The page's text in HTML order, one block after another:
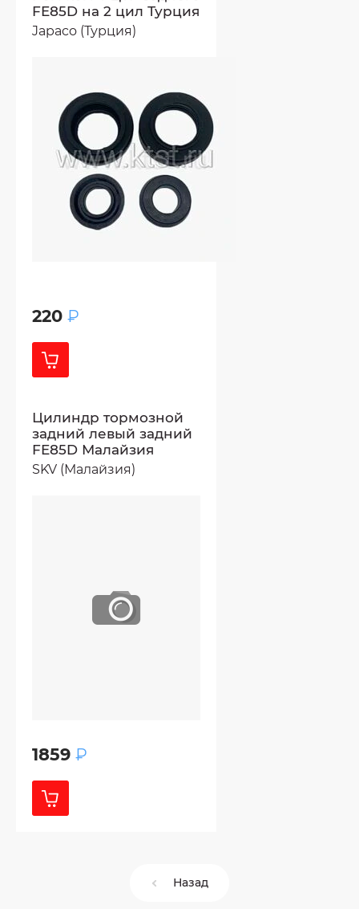
FE85D на 2 цил Турция
Japaco (Турция)
220 ₽
Цилиндр тормозной
задний левый задний
FE85D Малайзия
SKV (Малайзия)
1859 ₽
Назад